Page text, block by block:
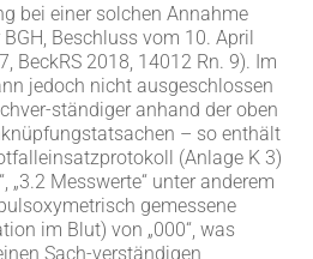
bei einer solchen Annahme
Beschluss vom 10. April
BeckRS 2018, 14012 Rn. 9). Im
jedoch nicht ausgeschlossen
ständiger anhand der oben
– so enthält
(Anlage K 3)
„3.2 Messwerte“ unter anderem
gemessene
im Blut) von „000“, was
Sach-verständigen